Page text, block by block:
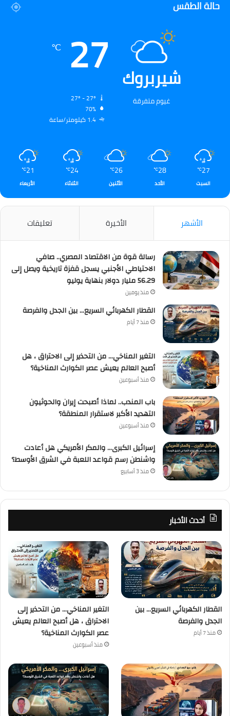
حالة الطقس
شيربروك
غيوم متفرقة
27
℃
70%
1.4 كيلومتر/ساعة
27
℃
السبت
28
℃
الأحد
26
℃
الأثنين
24
℃
الثلاثاء
21
℃
الأربعاء
الأشهر الأخيرة تعليقات
رسالة قوة من الاقتصاد المصري.. صافي
الاحتياطي الأجنبي يسجل قفزة تاريخية ويصل إلى
56.29 مليار دولار بنهاية يوليو
منذ يومين
القطار الكهربائي السريع… بين الجدل والفرصة
منذ 7 أيام
التغير المناخي… من التحذير إلى الاحتراق ، هل
أصبح العالم يعيش عصر الكوارث المناخية؟
منذ أسبوعين
باب المندب.. لماذا أصبحت إيران والحوثيون
التهديد الأكبر لاستقرار المنطقة؟
منذ أسبوعين
إسرائيل الكبرى… والمكر الأمريكي هل أعادت
واشنطن رسم قواعد اللعبة في الشرق الأوسط؟
منذ 3 أسابيع
أحدث الأخبار
القطار الكهربائي السريع… بين
الجدل والفرصة
منذ 7 أيام
التغير المناخي… من التحذير إلى
الاحتراق ، هل أصبح العالم يعيش
عصر الكوارث المناخية؟
منذ أسبوعين